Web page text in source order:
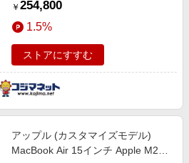
リ 16GB 8コアCPUと10コアGPU
］ スペースグレイ MQKQ3JACTO
￥ 254,800
1.5%
ストアにすすむ
アップル (カスタマイズモデル)
MacBook Air 15インチ Apple M2チ